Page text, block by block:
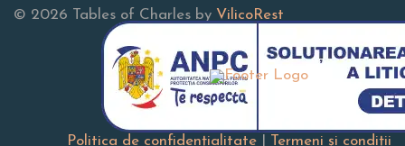
© 2026 Tables of Charles by VilicoRest
Politica de confidenţialitate Termeni și condiţii